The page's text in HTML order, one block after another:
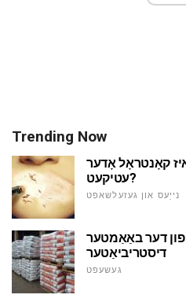
Trending Now
קאָנטראָל אָדער
עטיקעט?
נייַעס און געזעלשאפט
טאַבלאַץ (25 קג) פון דער באַאַמטער
דיסטריביאַטער
געשעפט